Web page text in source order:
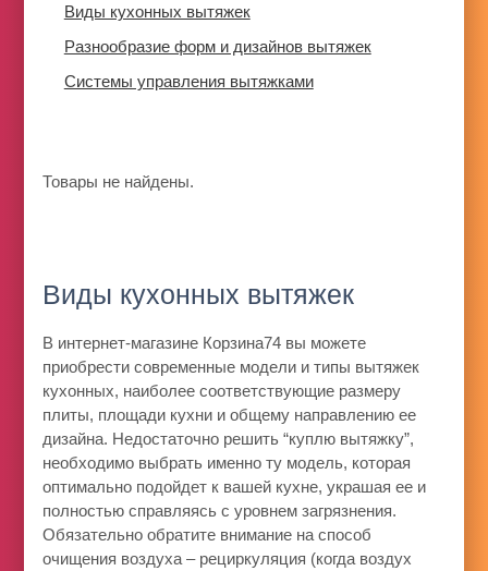
Виды кухонных вытяжек
Разнообразие форм и дизайнов вытяжек
Системы управления вытяжками
Товары не найдены.
Виды кухонных вытяжек
В интернет-магазине Корзина74 вы можете
приобрести современные модели и типы вытяжек
кухонных, наиболее соответствующие размеру
плиты, площади кухни и общему направлению ее
дизайна. Недостаточно решить “куплю вытяжку”,
необходимо выбрать именно ту модель, которая
оптимально подойдет к вашей кухне, украшая ее и
полностью справляясь с уровнем загрязнения.
Обязательно обратите внимание на способ
очищения воздуха – рециркуляция (когда воздух